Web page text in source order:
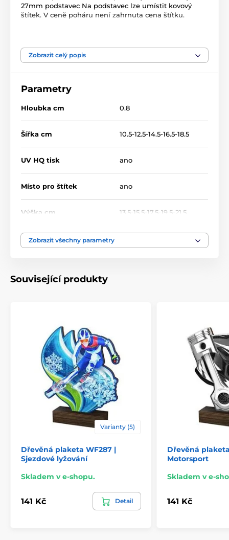
27mm podstavec Na podstavec lze umístit kovový
štítek. V ceně poháru není zahrnuta cena štítku.
Dřevěné trofeje WF002
Zobrazit celý popis
Parametry
Hloubka cm 0.8
Šířka cm 10.5-12.5-14.5-16.5-18.5
UV HQ tisk ano
Místo pro štítek ano
Výška cm 13.5-15.5-17.5-19.5-21.5
Motiv
Zobrazit všechny parametry
Související produkty
Varianty (5)
Dřevěná plaketa WF287 |
Sjezdové lyžování
Skladem v e-shopu.
141 Kč Detail
Dřevěná
Motorsport
Skladem v e-
141 Kč